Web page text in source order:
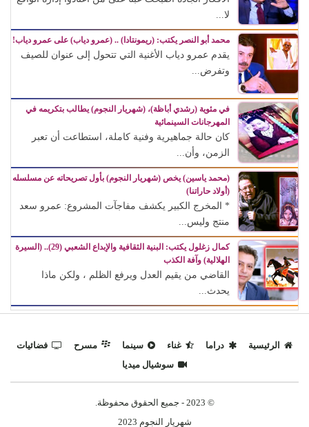
لا...
محمد أبو النصر يكتب: (ريمونتادا) .. (عمرو دياب) على عمرو دياب!
يقدم عمرو دياب الأغنية التي تتحول إلى عنوان للصيف
وتفرض...
في مئوية (رشدي أباظة)، (شهريار النجوم) يطالب بتكريمه في
المهرجانات السينمائية
كان حالة جماهيرية وفنية كاملة، استطاعت أن تعبر
الزمن، وأن...
(محمد ياسين) يخص (شهريار النجوم) بأول تصريحاته عن مسلسله
(أولاد حاراتنا)
* المخرج الكبير يكشف مفاجآت المشروع: عمرو سعد
منتج وليس...
كمال زغلول يكتب: البنية الثقافية والإبداع الشعبي (29).. (السيرة
الهلالية) وآفة الكذب
القاضي من يقيم العدل ويرفع الظلم ، ولكن ماذا
يحدث...
الرئيسية دراما غناء سينما مسرح
فضائيات
سوشيال ميديا
© 2023 - جميع الحقوق محفوظة.
شهريار النجوم 2023